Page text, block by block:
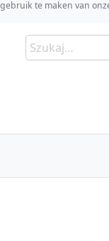
te maken van